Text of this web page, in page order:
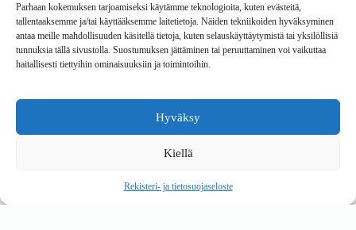
Parhaan kokemuksen tarjoamiseksi käytämme teknologioita, kuten evästeitä,
tallentaaksemme ja/tai käyttääksemme laitetietoja. Näiden tekniikoiden hyväksyminen
antaa meille mahdollisuuden käsitellä tietoja, kuten selauskäyttäytymistä tai yksilöllisiä
tunnuksia tällä sivustolla. Suostumuksen jättäminen tai peruuttaminen voi vaikuttaa
haitallisesti tiettyihin ominaisuuksiin ja toimintoihin.
Hyväksy
Kiellä
Rekisteri- ja tietosuojaseloste
Maksutavat
Vaihto ja palautus
Reklamaatiot
Tietoa
Copyright © 2026 Kalustepaikka